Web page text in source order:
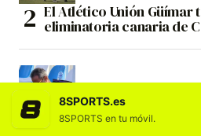
El Atlético Unión Güímar
eliminatoria canaria de
Cervera advierte: «No
8SPORTS.es
8SPORTS en tu móvil.